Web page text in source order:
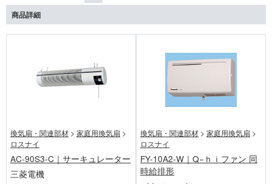
商品詳細
換気扇・関連部材 > 家庭用換気扇 >
ロスナイ
AC-90S3-C｜サーキュレーター
三菱電機
換気扇・関連部材 > 家庭用換気扇 >
ロスナイ
FY-10A2-W｜Q−ｈｉファン 同
時給排形